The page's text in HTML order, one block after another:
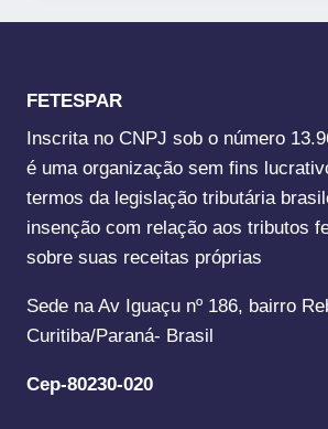
FETESPAR
Inscrita no CNPJ sob o número
é uma organização sem fins
termos da legislação tributária
insenção com relação aos tributos
sobre suas receitas próprias
Sede na Av Iguaçu nº 186, bairro
Curitiba/Paraná- Brasil
Cep-80230-020